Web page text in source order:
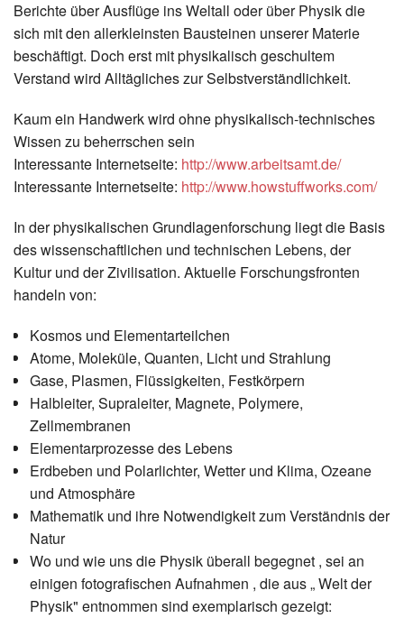
Berichte über Ausflüge ins Weltall oder über Physik die
sich mit den allerkleinsten Bausteinen unserer Materie
beschäftigt. Doch erst mit physikalisch geschultem
Verstand wird Alltägliches zur Selbstverständlichkeit.
Kaum ein Handwerk wird ohne physikalisch-technisches
Wissen zu beherrschen sein
Interessante Internetseite: http://www.arbeitsamt.de/
Interessante Internetseite: http://www.howstuffworks.com/
In der physikalischen Grundlagenforschung liegt die Basis
des wissenschaftlichen und technischen Lebens, der
Kultur und der Zivilisation. Aktuelle Forschungsfronten
handeln von:
Kosmos und Elementarteilchen
Atome, Moleküle, Quanten, Licht und Strahlung
Gase, Plasmen, Flüssigkeiten, Festkörpern
Halbleiter, Supraleiter, Magnete, Polymere,
Zellmembranen
Elementarprozesse des Lebens
Erdbeben und Polarlichter, Wetter und Klima, Ozeane
und Atmosphäre
Mathematik und ihre Notwendigkeit zum Verständnis der
Natur
Wo und wie uns die Physik überall begegnet , sei an
einigen fotografischen Aufnahmen , die aus „ Welt der
Physik" entnommen sind exemplarisch gezeigt: